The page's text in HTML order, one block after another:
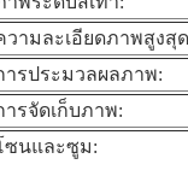
วามละเอียดภาพสูงสุ
ารประมวลผลภาพ:
ารจัดเก็บภาพ:
ซนและซูม: